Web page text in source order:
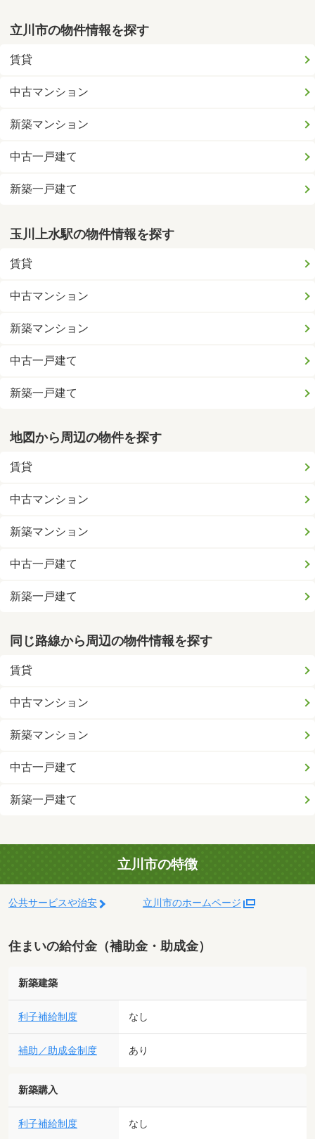
立川市の物件情報を探す
賃貸
中古マンション
新築マンション
中古一戸建て
新築一戸建て
玉川上水駅の物件情報を探す
賃貸
中古マンション
新築マンション
中古一戸建て
新築一戸建て
地図から周辺の物件を探す
賃貸
中古マンション
新築マンション
中古一戸建て
新築一戸建て
同じ路線から周辺の物件情報を探す
賃貸
中古マンション
新築マンション
中古一戸建て
新築一戸建て
立川市の特徴
公共サービスや治安 立川市のホームページ
住まいの給付金（補助金・助成金）
新築建築
利子補給制度 なし
補助／助成金制度 あり
新築購入
利子補給制度 なし